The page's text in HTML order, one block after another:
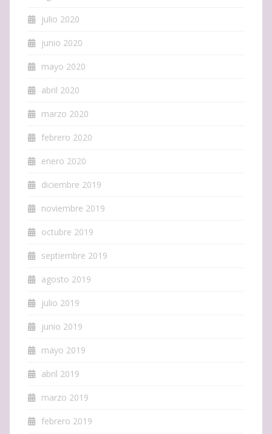
julio 2020
junio 2020
mayo 2020
abril 2020
marzo 2020
febrero 2020
enero 2020
diciembre 2019
noviembre 2019
octubre 2019
septiembre 2019
agosto 2019
julio 2019
junio 2019
mayo 2019
abril 2019
marzo 2019
febrero 2019